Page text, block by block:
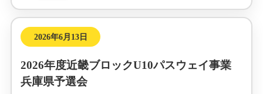
2026年6月13日
2026年度近畿ブロックU10パスウェイ事業
兵庫県予選会